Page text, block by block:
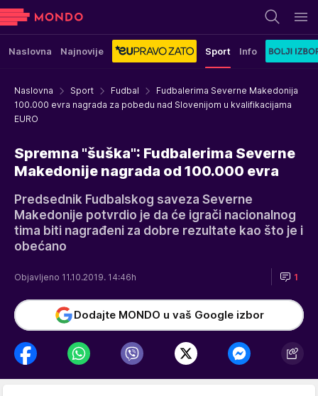
Naslovna Najnovije Sport Info
Naslovna Sport Fudbal
Fudbalerima Severne Makedonija
100.000 evra nagrada za pobedu nad Slovenijom u kvalifikacijama
EURO
Spremna "šuška": Fudbalerima Severne
Makedonije nagrada od 100.000 evra
Predsednik Fudbalskog saveza Severne
Makedonije potvrdio je da će igrači nacionalnog
tima biti nagrađeni za dobre rezultate kao što je i
obećano
Objavljeno 11.10.2019. 14:46h 1
Dodajte MONDO u vaš Google izbor